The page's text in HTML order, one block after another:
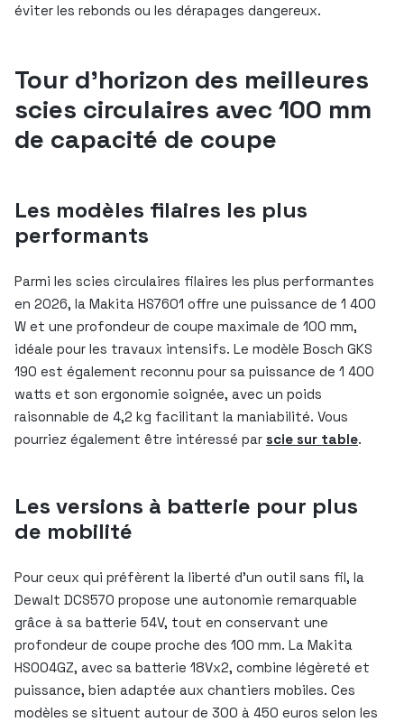
éviter les rebonds ou les dérapages dangereux.
Tour d’horizon des meilleures
scies circulaires avec 100 mm
de capacité de coupe
Les modèles filaires les plus
performants
Parmi les scies circulaires filaires les plus performantes
en 2026, la Makita HS7601 offre une puissance de 1 400
W et une profondeur de coupe maximale de 100 mm,
idéale pour les travaux intensifs. Le modèle Bosch GKS
190 est également reconnu pour sa puissance de 1 400
watts et son ergonomie soignée, avec un poids
raisonnable de 4,2 kg facilitant la maniabilité. Vous
pourriez également être intéressé par scie sur table.
Les versions à batterie pour plus
de mobilité
Pour ceux qui préfèrent la liberté d’un outil sans fil, la
Dewalt DCS570 propose une autonomie remarquable
grâce à sa batterie 54V, tout en conservant une
profondeur de coupe proche des 100 mm. La Makita
HS004GZ, avec sa batterie 18Vx2, combine légèreté et
puissance, bien adaptée aux chantiers mobiles. Ces
modèles se situent autour de 300 à 450 euros selon les